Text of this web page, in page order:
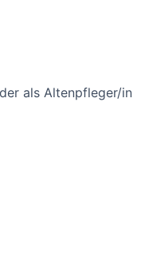
als Altenpfleger/in